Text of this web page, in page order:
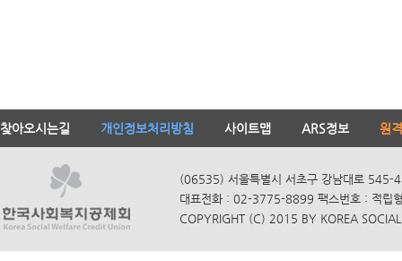
찾아오시는길 개인정보처리방침 사이트맵 ARS정보 원
(06535) 서울특별시 서초구 강남대로 545-
대표전화 : 02-3775-8899 팩스번호 : 적립
COPYRIGHT (C) 2015 BY KOREA SOCIAL